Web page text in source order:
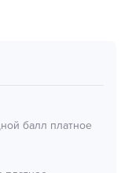
балл платное